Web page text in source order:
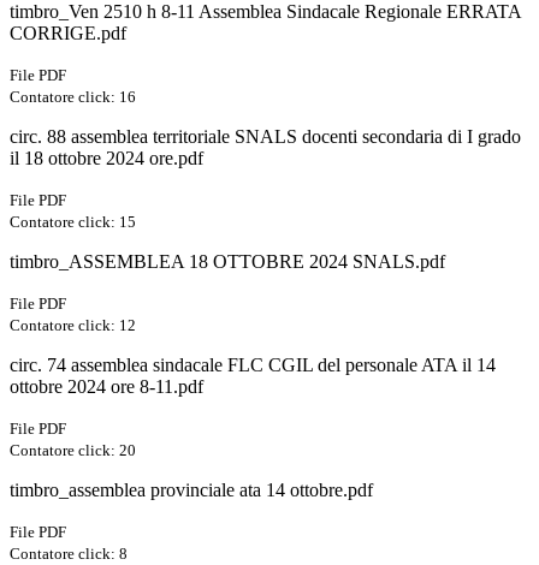
timbro_Ven 2510 h 8-11 Assemblea Sindacale Regionale ERRATA
CORRIGE.pdf
File PDF
Contatore click: 16
circ. 88 assemblea territoriale SNALS docenti secondaria di I grado
il 18 ottobre 2024 ore.pdf
File PDF
Contatore click: 15
timbro_ASSEMBLEA 18 OTTOBRE 2024 SNALS.pdf
File PDF
Contatore click: 12
circ. 74 assemblea sindacale FLC CGIL del personale ATA il 14
ottobre 2024 ore 8-11.pdf
File PDF
Contatore click: 20
timbro_assemblea provinciale ata 14 ottobre.pdf
File PDF
Contatore click: 8